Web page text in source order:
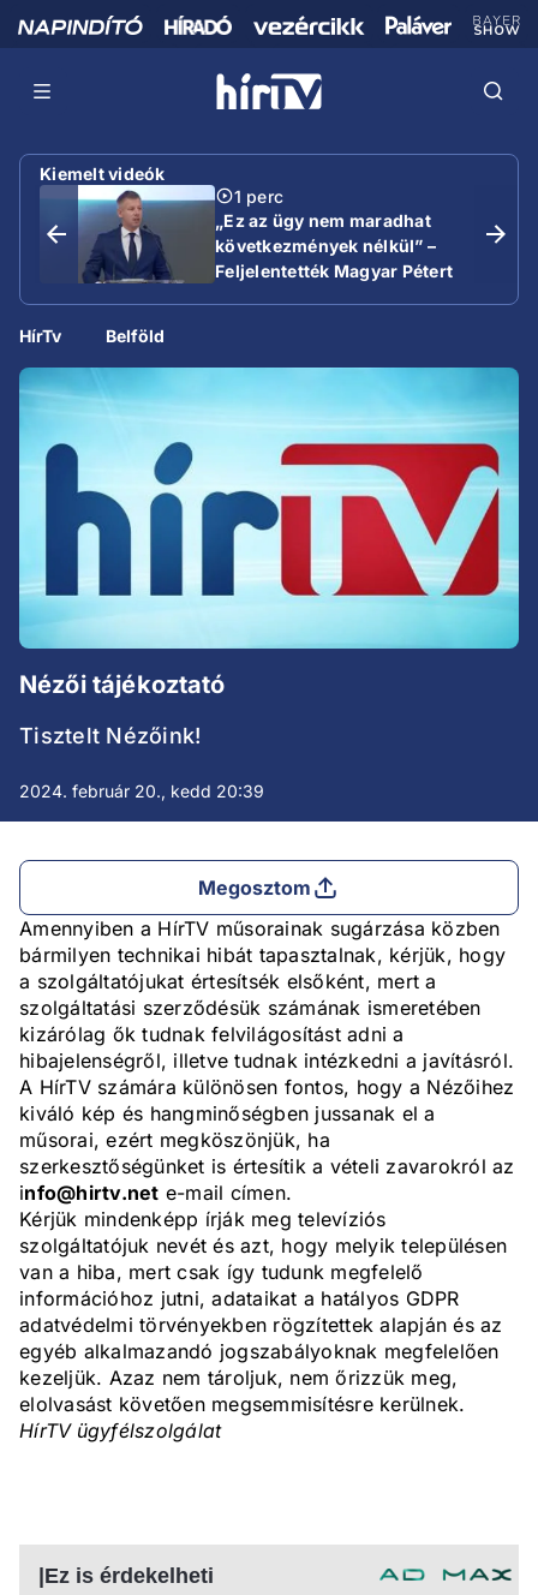
Kiemelt videók
1 perc
„Ez az ügy nem maradhat
következmények nélkül” –
Feljelentették Magyar Pétert
HírTv Belföld
Nézői tájékoztató
Tisztelt Nézőink!
2024. február 20., kedd 20:39
Megosztom
Amennyiben a HírTV műsorainak sugárzása közben
bármilyen technikai hibát tapasztalnak, kérjük, hogy
a szolgáltatójukat értesítsék elsőként, mert a
szolgáltatási szerződésük számának ismeretében
kizárólag ők tudnak felvilágosítást adni a
hibajelenségről, illetve tudnak intézkedni a javításról.
A HírTV számára különösen fontos, hogy a Nézőihez
kiváló kép és hangminőségben jussanak el a
műsorai, ezért megköszönjük, ha
szerkesztőségünket is értesítik a vételi zavarokról az
info@hirtv.net e-mail címen.
Kérjük mindenképp írják meg televíziós
szolgáltatójuk nevét és azt, hogy melyik településen
van a hiba, mert csak így tudunk megfelelő
információhoz jutni, adataikat a hatályos GDPR
adatvédelmi törvényekben rögzítettek alapján és az
egyéb alkalmazandó jogszabályoknak megfelelően
kezeljük. Azaz nem tároljuk, nem őrizzük meg,
elolvasást követően megsemmisítésre kerülnek.
HírTV ügyfélszolgálat